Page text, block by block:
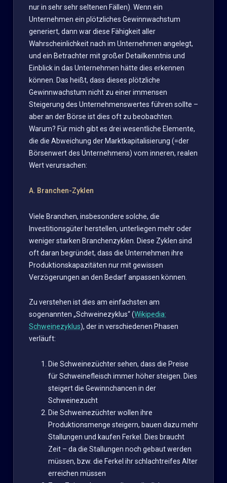
nur in sehr sehr seltenen Fällen). Wenn ein
Unternehmen ein plötzliches Gewinnwachstum
generiert, dann war diese Fähigkeit aller
Wahrscheinlichkeit nach im Unternehmen angelegt,
und ein Betrachter mit großer Detailkenntnis und
Einblick in das Unternehmen hätte dies erkennen
können. Das heißt, dass dieses plötzliche
Gewinnwachstum nicht zu einer immensen
Steigerung des Unternehmenswertes führen sollte –
aber an der Börse ist dies oft zu beobachten.
Warum? Für mich gibt es drei wesentliche Elemente,
die die Abweichung der Marktkapitalisierung (=der
Börsenwert des Unternehmens) vom inneren, realen
Wert verursachen:
A. Branchen-Zyklen
Viele Branchen, insbesondere solche, die
Investitionsgüter herstellen, unterliegen mehr oder
weniger starken Branchenzyklen. Diese Zyklen sind
oft daran begründet, dass die Unternehmen ihre
Produktionskapazitäten nur mit gewissen
Verzögerungen an den Bedarf anpassen können.
Zu verstehen ist dies am einfachsten am
sogenannten „Schweinezyklus“ (Wikipedia:
Schweinezyklus), der in verschiedenen Phasen
verläuft:
Die Schweinezüchter sehen, dass die Preise
für Schweinefleisch immer höher steigen. Dies
steigert die Gewinnchancen in der
Schweinezucht
Die Schweinezüchter wollen ihre
Produktionsmenge steigern, bauen dazu mehr
Stallungen und kaufen Ferkel. Dies braucht
Zeit – da die Stallungen noch gebaut werden
müssen, bzw. die Ferkel ihr schlachtreifes Alter
erreichen müssen